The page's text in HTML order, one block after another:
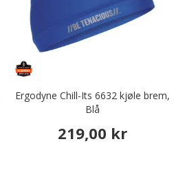
Ergodyne Chill-Its 6632 kjøle brem,
Blå
219,00 kr